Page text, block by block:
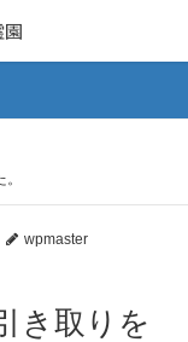
wpmaster